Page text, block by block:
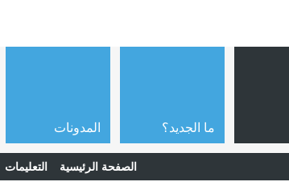
الصفحة الرئيسية التعليمات
ما الجديد؟ المدونات